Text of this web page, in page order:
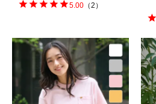
5.00 （2 ）